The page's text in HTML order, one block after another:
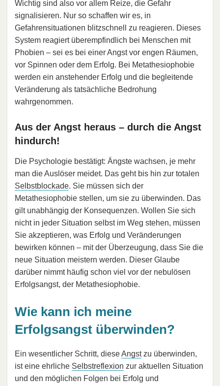
Wichtig sind also vor allem Reize, die Gefahr
signalisieren. Nur so schaffen wir es, in
Gefahrensituationen blitzschnell zu reagieren. Dieses
System reagiert überempfindlich bei Menschen mit
Phobien – sei es bei einer Angst vor engen Räumen,
vor Spinnen oder dem Erfolg. Bei Metathesiophobie
werden ein anstehender Erfolg und die begleitende
Veränderung als tatsächliche Bedrohung
wahrgenommen.
Aus der Angst heraus – durch die Angst
hindurch!
Die Psychologie bestätigt: Ängste wachsen, je mehr
man die Auslöser meidet. Das geht bis hin zur totalen
Selbstblockade. Sie müssen sich der
Metathesiophobie stellen, um sie zu überwinden. Das
gilt unabhängig der Konsequenzen. Wollen Sie sich
nicht in jeder Situation selbst im Weg stehen, müssen
Sie akzeptieren, was Erfolg und Veränderungen
bewirken können – mit der Überzeugung, dass Sie die
neue Situation meistern werden. Dieser Glaube
darüber nimmt häufig schon viel vor der nebulösen
Erfolgsangst, der Metathesiophobie.
Wie kann ich meine
Erfolgsangst überwinden?
Ein wesentlicher Schritt, dieseAngstzu überwinden,
ist eine ehrliche Selbstreflexion zur aktuellen Situation
und den möglichen Folgen bei Erfolg und